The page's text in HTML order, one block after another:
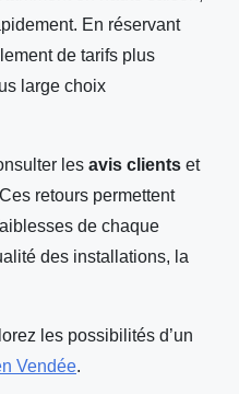
En réservant
de tarifs plus
large choix
les avis clients et
retours permettent
de chaque
des installations, la
les possibilités d’un
Vendée.